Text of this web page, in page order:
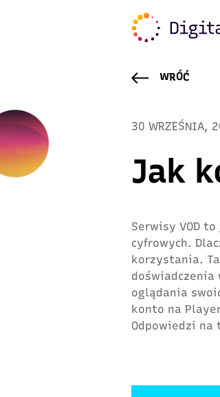
WRÓĆ
30 WRZEŚNIA,
Jak
Serwisy VOD
cyfrowych.
korzystania.
doświadczenia
oglądania
konto na
Odpowiedzi